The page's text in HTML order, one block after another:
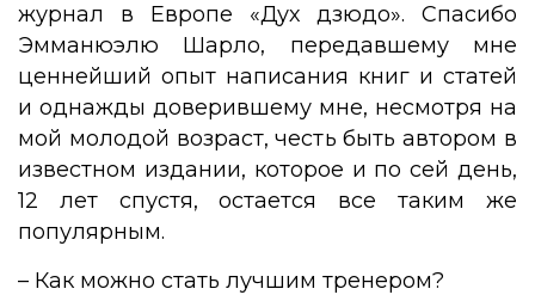
журнал в Европе «Дух дзюдо». Спасибо
Эмманюэлю Шарло, передавшему мне
ценнейший опыт написания книг и статей
и однажды доверившему мне, несмотря на
мой молодой возраст, честь быть автором в
известном издании, которое и по сей день,
12 лет спустя, остается все таким же
популярным.
– Как можно стать лучшим тренером?